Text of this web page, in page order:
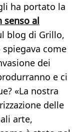
ha portato la
senso al
blog di Grillo,
come
dei
e ci
«La nostra
delle
arte,